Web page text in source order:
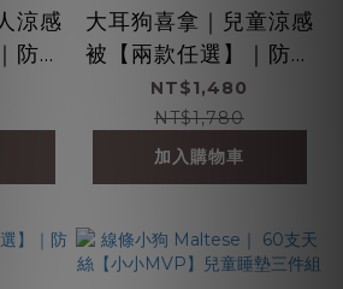
涼感
防蹣
大耳狗喜拿｜兒童涼感
被【兩款任選】｜防蹣
抗菌
NT$1,480
NT$1,780
加入購物車